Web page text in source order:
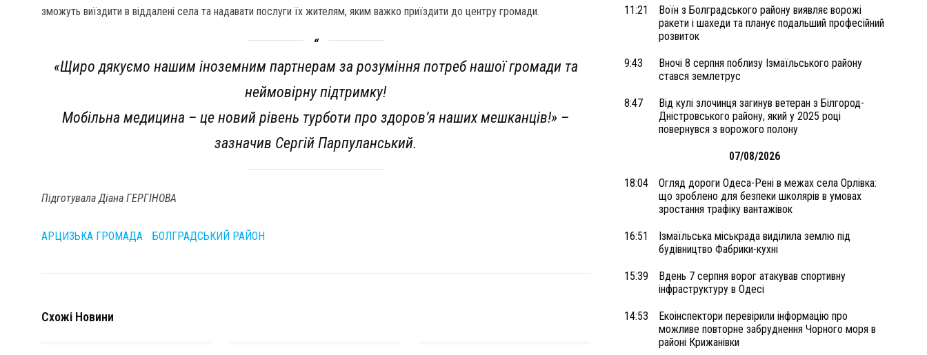
зможуть виїздити в віддалені села та надавати послуги їх жителям, яким важко приїздити до центру громади.
«Щиро дякуємо нашим іноземним партнерам за розуміння потреб нашої громади та
неймовірну підтримку!
Мобільна медицина – це новий рівень турботи про здоров’я наших мешканців!» –
зазначив Сергій Парпуланський.
Підготувала Діана ГЕРГІНОВА
АРЦИЗЬКА ГРОМАДА БОЛГРАДСЬКИЙ РАЙОН
Схожі Новини
11:21
Воїн з Болградського району виявляє ворожі
ракети і шахеди та планує подальший професійний
розвиток
9:43
Вночі 8 серпня поблизу Ізмаїльського району
стався землетрус
8:47
Від кулі злочинця загинув ветеран з Білгород-
Дністровського району, який у 2025 році
повернувся з ворожого полону
07/08/2026
18:04
Огляд дороги Одеса-Рені в межах села Орлівка:
що зроблено для безпеки школярів в умовах
зростання трафіку вантажівок
16:51
Ізмаїльська міськрада виділила землю під
будівництво Фабрики-кухні
15:39
Вдень 7 серпня ворог атакував спортивну
інфраструктуру в Одесі
14:53
Екоінспектори перевірили інформацію про
можливе повторне забруднення Чорного моря в
районі Крижанівки